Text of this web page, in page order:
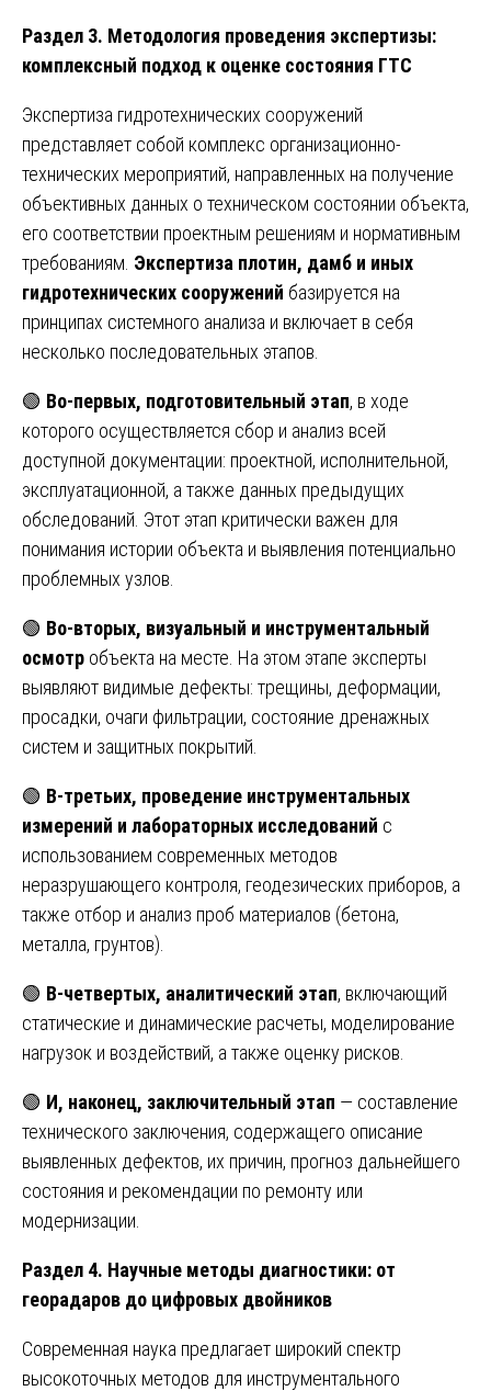
Раздел 3. Методология проведения экспертизы:
комплексный подход к оценке состояния ГТС
Экспертиза гидротехнических сооружений
представляет собой комплекс организационно-
технических мероприятий, направленных на получение
объективных данных о техническом состоянии объекта,
его соответствии проектным решениям и нормативным
требованиям. Экспертиза плотин, дамб и иных
гидротехнических сооружений базируется на
принципах системного анализа и включает в себя
несколько последовательных этапов.
🟢 Во-первых, подготовительный этап, в ходе
которого осуществляется сбор и анализ всей
доступной документации: проектной, исполнительной,
эксплуатационной, а также данных предыдущих
обследований. Этот этап критически важен для
понимания истории объекта и выявления потенциально
проблемных узлов.
🟢 Во-вторых, визуальный и инструментальный
осмотр объекта на месте. На этом этапе эксперты
выявляют видимые дефекты: трещины, деформации,
просадки, очаги фильтрации, состояние дренажных
систем и защитных покрытий.
🟢 В-третьих, проведение инструментальных
измерений и лабораторных исследований с
использованием современных методов
неразрушающего контроля, геодезических приборов, а
также отбор и анализ проб материалов (бетона,
металла, грунтов).
🟢 В-четвертых, аналитический этап, включающий
статические и динамические расчеты, моделирование
нагрузок и воздействий, а также оценку рисков.
🟢 И, наконец, заключительный этап — составление
технического заключения, содержащего описание
выявленных дефектов, их причин, прогноз дальнейшего
состояния и рекомендации по ремонту или
модернизации.
Раздел 4. Научные методы диагностики: от
георадаров до цифровых двойников
Современная наука предлагает широкий спектр
высокоточных методов для инструментального